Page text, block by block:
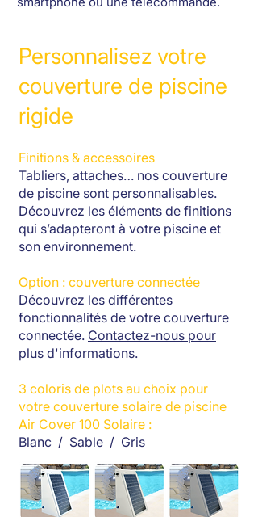
Personnalisez votre
couverture de piscine
rigide
Finitions & accessoires
Tabliers, attaches… nos couverture
de piscine sont personnalisables.
Découvrez les éléments de finitions
qui s’adapteront à votre piscine et
son environnement.
Option : couverture connectée
Découvrez les différentes
fonctionnalités de votre couverture
connectée. Contactez-nous pour
plus d'informations.
3 coloris de plots au choix pour
votre couverture solaire de piscine
Air Cover 100 Solaire :
Blanc / Sable / Gris